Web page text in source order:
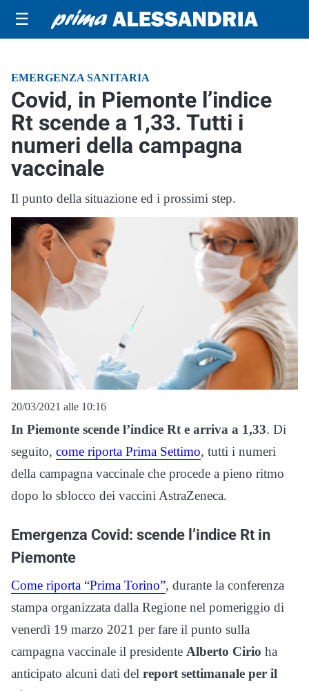
☰
EMERGENZA SANITARIA
Covid, in Piemonte l’indice
Rt scende a 1,33. Tutti i
numeri della campagna
vaccinale
Il punto della situazione ed i prossimi step.
20/03/2021 alle 10:16
In Piemonte scende l’indice Rt e arriva a 1,33. Di
seguito, come riporta Prima Settimo, tutti i numeri
della campagna vaccinale che procede a pieno ritmo
dopo lo sblocco dei vaccini AstraZeneca.
Emergenza Covid: scende l’indice Rt in
Piemonte
Come riporta “Prima Torino”, durante la conferenza
stampa organizzata dalla Regione nel pomeriggio di
venerdì 19 marzo 2021 per fare il punto sulla
campagna vaccinale il presidente Alberto Cirio ha
anticipato alcuni dati del report settimanale per il